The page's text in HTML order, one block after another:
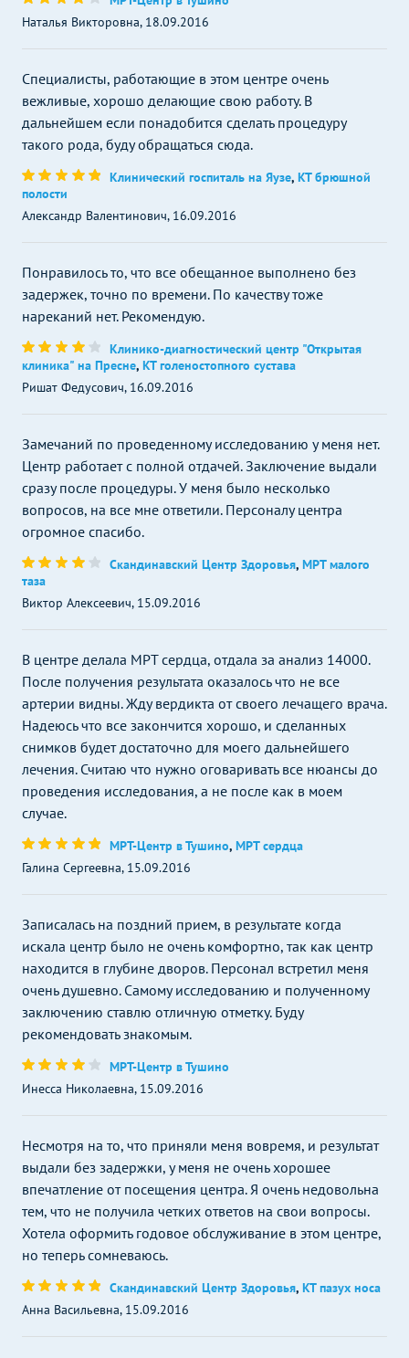
Наталья Викторовна, 18.09.2016
Специалисты, работающие в этом центре очень
вежливые, хорошо делающие свою работу. В
дальнейшем если понадобится сделать процедуру
такого рода, буду обращаться сюда.
Клинический госпиталь на Яузе,КТ брюшной
полости
Александр Валентинович, 16.09.2016
Понравилось то, что все обещанное выполнено без
задержек, точно по времени. По качеству тоже
нареканий нет. Рекомендую.
Клинико-диагностический центр "Открытая
клиника" на Пресне, КТ голеностопного сустава
Ришат Федусович, 16.09.2016
Замечаний по проведенному исследованию у меня нет.
Центр работает с полной отдачей. Заключение выдали
сразу после процедуры. У меня было несколько
вопросов, на все мне ответили. Персоналу центра
огромное спасибо.
Скандинавский Центр Здоровья,МРТ малого
таза
Виктор Алексеевич, 15.09.2016
В центре делала МРТ сердца, отдала за анализ 14000.
После получения результата оказалось что не все
артерии видны. Жду вердикта от своего лечащего врача.
Надеюсь что все закончится хорошо, и сделанных
снимков будет достаточно для моего дальнейшего
лечения. Считаю что нужно оговаривать все нюансы до
проведения исследования, а не после как в моем
случае.
МРТ-Центр в Тушино,МРТ сердца
Галина Сергеевна, 15.09.2016
Записалась на поздний прием, в результате когда
искала центр было не очень комфортно, так как центр
находится в глубине дворов. Персонал встретил меня
очень душевно. Самому исследованию и полученному
заключению ставлю отличную отметку. Буду
рекомендовать знакомым.
МРТ-Центр в Тушино
Инесса Николаевна, 15.09.2016
Несмотря на то, что приняли меня вовремя, и результат
выдали без задержки, у меня не очень хорошее
впечатление от посещения центра. Я очень недовольна
тем, что не получила четких ответов на свои вопросы.
Хотела оформить годовое обслуживание в этом центре,
но теперь сомневаюсь.
Скандинавский Центр Здоровья,КТ пазух носа
Анна Васильевна, 15.09.2016